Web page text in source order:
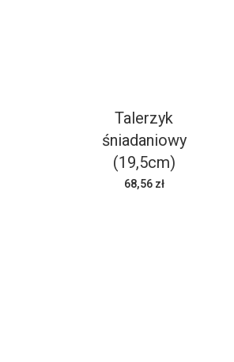
Talerzyk
śniadaniowy
(19,5cm)
68,56 zł